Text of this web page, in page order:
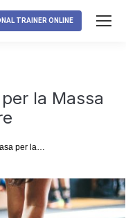
TRAINER ONLINE
la Massa
per la…